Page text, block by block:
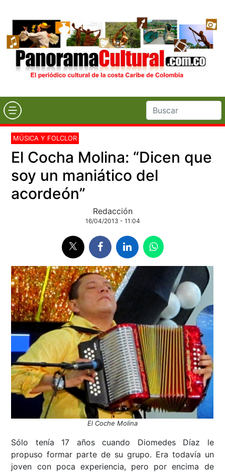
MÚSICA Y FOLCLOR
El Cocha Molina: “Dicen que
soy un maniático del
acordeón”
Redacción
16/04/2013 - 11:04
El Coche Molina
Sólo tenía 17 años cuando Diomedes Díaz le
propuso formar parte de su grupo. Era todavía un
joven con poca experiencia, pero por encima de